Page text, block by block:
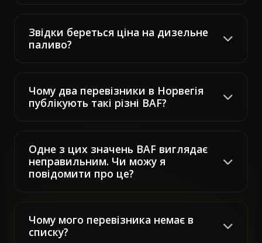
Звідки береться ціна на дизельне
паливо?
Чому два перевізники в Норвегія
публікують такі різні BAF?
Одне з цих значень BAF виглядає
неправильним. Чи можу я
повідомити про це?
Чому мого перевізника немає в
списку?